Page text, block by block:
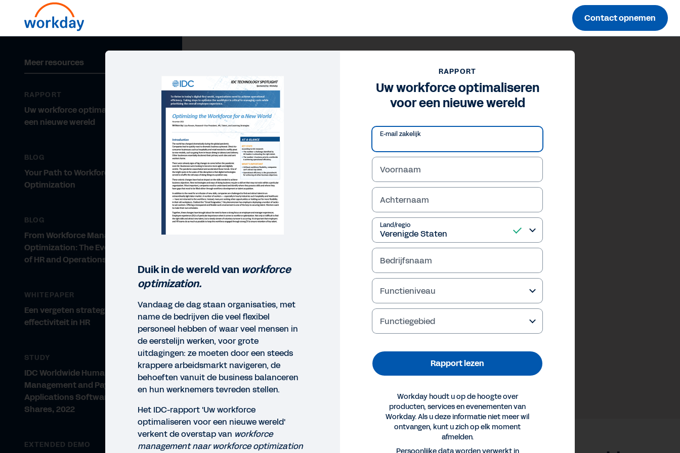
Contact opnemen
RAPPORT
Meer resources
RAPPORT
Uw workforce optimaliseren voor
een nieuwe wereld
BLOG
Your Path to Workforce
Optimization
BLOG
From Workforce Management to
Optimization: The Evolving Roles
of HR and Operations
WHITEPAPER
Een vergeten strategie voor
effectiviteit in HR
STUDY
IDC Worldwide Human Capital
Management and Payroll
Applications Software Market
Shares, 2022
EXTENDED DEMO
RAPPORT
Uw workforce optimaliseren
voor een nieuwe wereld
E-mail zakelijk
Voornaam
Achternaam
Land/regio
Bedrijfsnaam
Functieniveau
Functiegebied
Rapport lezen
Workday houdt u op de hoogte over
producten, services en evenementen van
Workday. Als u deze informatie niet meer wil
ontvangen, kunt u zich op elk moment
afmelden.
Duik in de wereld van workforce
optimization.
Vandaag de dag staan organisaties, met
name de bedrijven die veel flexibel
personeel hebben of waar veel mensen in
de eerstelijn werken, voor grote
uitdagingen: ze moeten door een steeds
krappere arbeidsmarkt navigeren, de
behoeften vanuit de business balanceren
en hun werknemers tevreden stellen.
Het IDC-rapport 'Uw workforce
optimaliseren voor een nieuwe wereld'
verkent de overstap van workforce
management naar workforce optimization